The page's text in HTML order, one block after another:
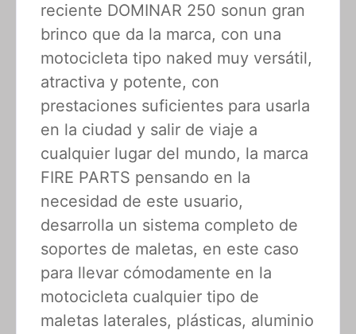
reciente DOMINAR 250 sonun gran
brinco que da la marca, con una
motocicleta tipo naked muy versátil,
atractiva y potente, con
prestaciones suficientes para usarla
en la ciudad y salir de viaje a
cualquier lugar del mundo, la marca
FIRE PARTS pensando en la
necesidad de este usuario,
desarrolla un sistema completo de
soportes de maletas, en este caso
para llevar cómodamente en la
motocicleta cualquier tipo de
maletas laterales, plásticas, aluminio